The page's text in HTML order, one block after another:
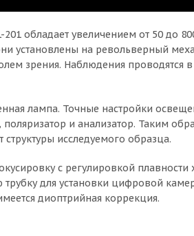
обладает увеличением от 50 до
установлены на револьверный
зрения. Наблюдения проводятся
лампа. Точные настройки
поляризатор и анализатор. Таким
исследуемого образца.
с регулировкой плавности
для установки цифровой
диоптрийная коррекция.